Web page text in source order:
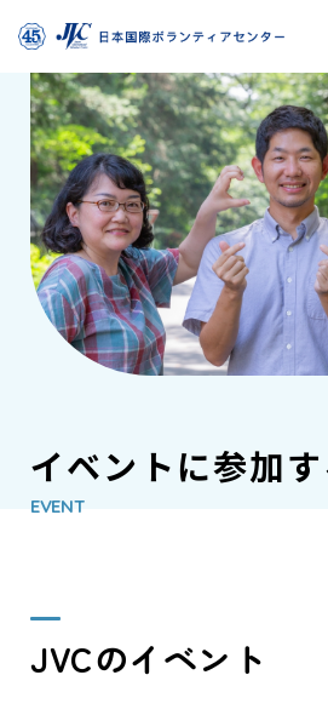
イベントに参加す
EVENT
JVCのイベント